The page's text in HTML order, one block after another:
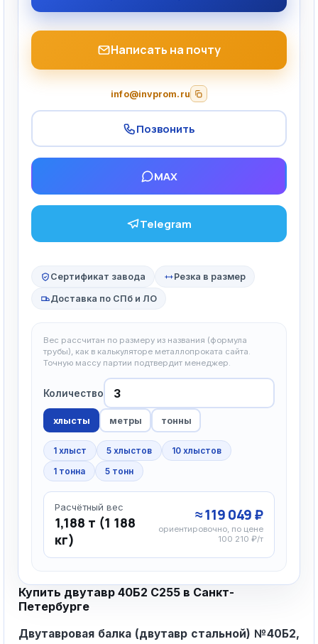
Написать на почту
info@invprom.ru
Позвонить
MAX
Telegram
Сертификат завода Резка в размер
Доставка по СПб и ЛО
Вес рассчитан по размеру из названия (формула
трубы), как в калькуляторе металлопроката сайта.
Точную массу партии подтвердит менеджер.
Количество
хлысты метры тонны
1 хлыст 5 хлыстов
10 хлыстов
1 тонна
5 тонн
Расчётный вес
1,188 т (1 188
кг)
≈ 119 049 ₽
ориентировочно, по цене
100 210 ₽/т
Купить двутавр 40Б2 С255 в Санкт-
Петербурге
Двутавровая балка (двутавр стальной) №40Б2,